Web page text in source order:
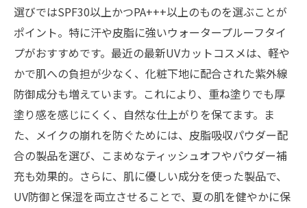
選びではSPF30以上かつPA+++以上のものを選ぶことが
ポイント。特に汗や皮脂に強いウォータープルーフタイ
プがおすすめです。最近の最新UVカットコスメは、軽や
かで肌への負担が少なく、化粧下地に配合された紫外線
防御成分も増えています。これにより、重ね塗りでも厚
塗り感を感じにくく、自然な仕上がりを保てます。ま
た、メイクの崩れを防ぐためには、皮脂吸収パウダー配
合の製品を選び、こまめなティッシュオフやパウダー補
充も効果的。さらに、肌に優しい成分を使った製品で、
UV防御と保湿を両立させることで、夏の肌を健やかに保